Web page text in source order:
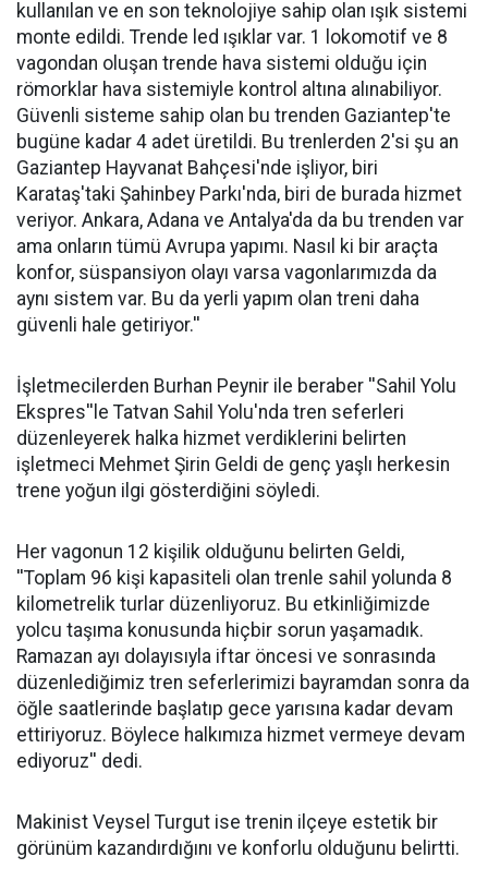
kullanılan ve en son teknolojiye sahip olan ışık sistemi
monte edildi. Trende led ışıklar var. 1 lokomotif ve 8
vagondan oluşan trende hava sistemi olduğu için
römorklar hava sistemiyle kontrol altına alınabiliyor.
Güvenli sisteme sahip olan bu trenden Gaziantep'te
bugüne kadar 4 adet üretildi. Bu trenlerden 2'si şu an
Gaziantep Hayvanat Bahçesi'nde işliyor, biri
Karataş'taki Şahinbey Parkı'nda, biri de burada hizmet
veriyor. Ankara, Adana ve Antalya'da da bu trenden var
ama onların tümü Avrupa yapımı. Nasıl ki bir araçta
konfor, süspansiyon olayı varsa vagonlarımızda da
aynı sistem var. Bu da yerli yapım olan treni daha
güvenli hale getiriyor.''
İşletmecilerden Burhan Peynir ile beraber ''Sahil Yolu
Ekspres''le Tatvan Sahil Yolu'nda tren seferleri
düzenleyerek halka hizmet verdiklerini belirten
işletmeci Mehmet Şirin Geldi de genç yaşlı herkesin
trene yoğun ilgi gösterdiğini söyledi.
Her vagonun 12 kişilik olduğunu belirten Geldi,
''Toplam 96 kişi kapasiteli olan trenle sahil yolunda 8
kilometrelik turlar düzenliyoruz. Bu etkinliğimizde
yolcu taşıma konusunda hiçbir sorun yaşamadık.
Ramazan ayı dolayısıyla iftar öncesi ve sonrasında
düzenlediğimiz tren seferlerimizi bayramdan sonra da
öğle saatlerinde başlatıp gece yarısına kadar devam
ettiriyoruz. Böylece halkımıza hizmet vermeye devam
ediyoruz'' dedi.
Makinist Veysel Turgut ise trenin ilçeye estetik bir
görünüm kazandırdığını ve konforlu olduğunu belirtti.